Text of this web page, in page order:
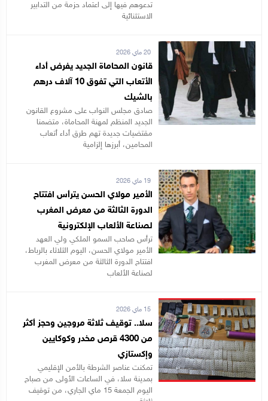
تدعوهم فيها إلى اعتماد حزمة من التدابير
الاستثنائية
20 ماي 2026
قانون المحاماة الجديد يفرض أداء
الأتعاب التي تفوق 10 آلاف درهم
بالشيك
صادق مجلس النواب على مشروع القانون
الجديد المنظم لمهنة المحاماة، متضمنا
مقتضيات جديدة تهم طرق أداء أتعاب
المحامين، أبرزها إلزامية
19 ماي 2026
الأمير مولاي الحسن يترأس افتتاح
الدورة الثالثة من معرض المغرب
لصناعة الألعاب الإلكترونية
ترأس صاحب السمو الملكي ولي العهد
الأمير مولاي الحسن، اليوم الثلاثاء بالرباط،
افتتاح الدورة الثالثة من معرض المغرب
لصناعة الألعاب
15 ماي 2026
سلا.. توقيف ثلاثة مروجين وحجز أكثر
من 4300 قرص مخدر وكوكايين
وإكستازي
تمكنت عناصر الشرطة بالأمن الإقليمي
بمدينة سلا، في الساعات الأولى من صباح
اليوم الجمعة 15 ماي الجاري، من توقيف